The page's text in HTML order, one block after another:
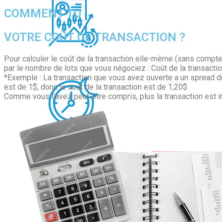
Swap Rate
Leverage & Margin
PROMOTIONS
COMMENT TU
VOTRE COÛT DE TRANSACTION ?
Pour calculer le coût de la transaction elle-même (sans
par le nombre de lots que vous négociez : Coût de la
*Exemple : La transaction que vous avez ouverte a un
est de 1$, donc le coût de la transaction est de 1,20$
Comme vous l’avez peut-être compris, plus la transaction